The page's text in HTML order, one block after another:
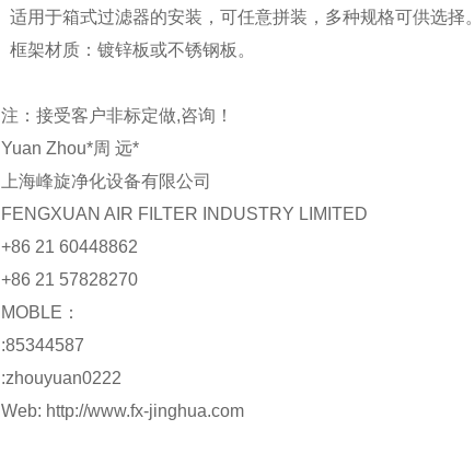
适用于箱式过滤器的安装，可任意拼装，多种规格可供选择。
框架材质：镀锌板或不锈钢板。
注：接受客户非标定做,咨询！
Yuan Zhou*周 远*
上海峰旋净化设备有限公司
FENGXUAN AIR FILTER INDUSTRY LIMITED
+86 21 60448862
+86 21 57828270
MOBLE：
:85344587
:zhouyuan0222
Web: http://www.fx-jinghua.com